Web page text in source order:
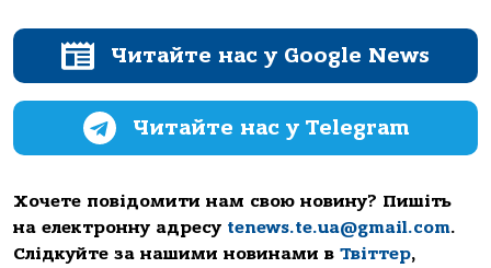
Читайте нас у Google News
Читайте нас у Telegram
Хочете повідомити нам свою новину? Пишіть
на електронну адресу tenews.te.ua@gmail.com.
Слідкуйте за нашими новинами в Твіттер,